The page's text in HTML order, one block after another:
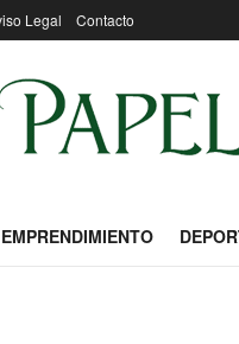
Legal Contacto